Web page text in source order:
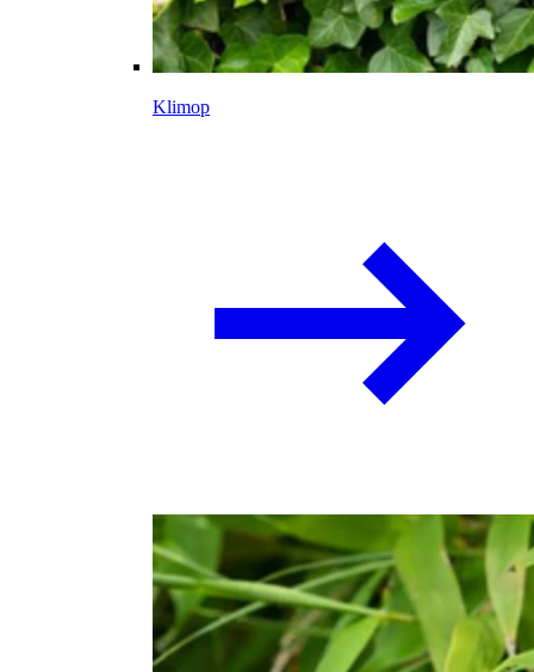
Klimop